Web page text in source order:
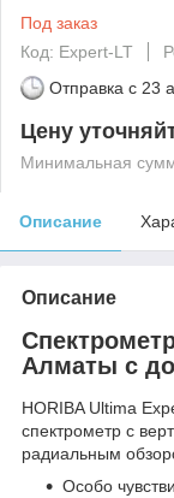
Под заказ
Код: Expert-LT
Отправка с 23
Цену
Минимальная
Описание
Описание
Алматы с
HORIBA Ultima
спектрометр с
радиальным
Особо